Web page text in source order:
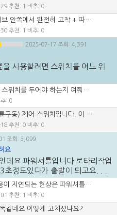
추천: 1 비추: 0
니다 2️⃣ 다시 용접해서 풀기 (재도전) • 기존보다 두껍게 너트 용접 • 용접 열로 내부도 같이 열 먹음 • 바로 임팩으로 "툭툭" 충격 주면서 풀기 그냥 힘으로 돌리는 게 아니라 충격 + 회전 같이 3️⃣ 그래도 안되면 (여기부터 진짜 작업) 드릴 작업 들어가야 합니다 • 센터 정확히 잡고 • 작은 드릴 → 점점 크게 확장 • 마지막에 • 리버스 드릴 (좌회전 드릴) 쓰면 빠질 확률 있음 4️⃣ 최악의 경우 나사산 손상 시 • 탭 다시 내기 • 또는 헬리코일 삽입 ❗ 절대 하지 말 것 • 억지로 더 큰 힘으로 돌리기 → 허브 깨짐 • 바로 산소로 빨갛게 과열 → 베어링 손상 위험 • 드릴 한번에 크게 → 중심 틀어짐 현실적인 판단 지금 상황이면 “가열 + 냉각 반복 → 재용접” 여기서 70% 해결 안되면 드릴 한 줄 핵심 볼트가 아니라 주변을 달궈서 풀어야 됩니다.
추천: 1 비추: 0
2025-07-17 조회: 4,391
사용할려면 스위치를 어느 위
치를 두어야 하는지 여쭤봅니다
: 0
니다. 하지만 존디어 1750 모델의 구조와 스위치 배열을 기준으로 보면: 스위치 기능 요약: 왼쪽 스위치: 전륜 구동 (4WD) ON/OFF 오른쪽 스위치: 대부분의 경우 → 차륜잠금(디퍼렌셜 락, Differential Lock) 디퍼렌셜 락(Diff Lock) 설명: 기능: 좌우 바퀴가 헛돌지 않도록 회전을 동일하게 고정시켜 진창 등 미끄러운 지형에서 탈출력을 높임 작동: 스위치를 아래로 내리면 디퍼렌셜 락이 작동 (바퀴가 동시에 회전) 작동 시에는 저속 주행 또는 직진 상태에서만 사용해야 하며 회전 시에는 꺼야 함 (조향이 어려워지고 부품 손상 우려)
추천: 0 비추: 0
조회: 5,099
요
데요 파워셔틀입니다 로타리작업
정도있다가 출발이 되고요. . .
치 캘리브레이션 또는 셋팅 오류 파워셔틀 차량은 클러치 접점 반응 타이밍이 셋팅되어 있습니다. 서비스센터에서 캘리브레이션(셋팅) 조정이 필요할 수 있습니다. 5. 온도와의 관계 작업 초반에는 반응이 더 느리고, 오일이 따뜻해지면 조금 나아진다면 유압 점도의 문제일 수 있습니다. 이 경우엔 오일 교환 시점도 고려하세요. 정비 권장 순서 요약 1. 유압 오일 상태 및 레벨 확인 2. 유압 필터 점검 및 교환 3. 셔틀 밸브 및 솔레노이드 작동 점검 4. 캘리브레이션 셋팅 조정 요청 (정비소) 5. 이상 없으면 정비소에서 셔틀 밸브 유닛 내부 점검 이 증상은 안전과 밀접한 관련이 있으므로, 빠른 시일 내에 LS 정비소 또는 공인 서비스센터 방문을 권장드립니다.
추천: 1 비추: 0
같네요 어떻게 고치셨나요?